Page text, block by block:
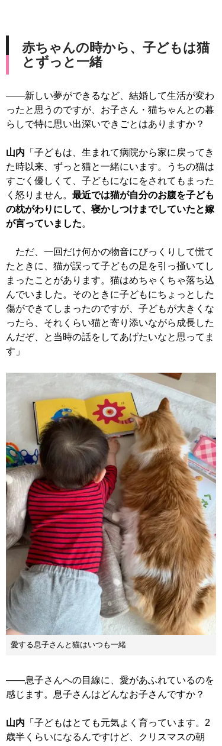
赤ちゃんの時から、子どもは猫
とずっと一緒
――新しい夢ができるなど、結婚して生活が変わ
ったと思うのですが、お子さん・猫ちゃんとの暮
らしで特に思い出深いできごとはありますか？
山内 「子どもは、生まれて病院から家に戻ってき
た時以来、ずっと猫と一緒にいます。うちの猫は
すごく優しくて、子どもになにをされてもまった
く怒りません。 最近では猫が自分のお腹を子ども
の枕がわりにして、寝かしつけまでしていたと嫁
が言っていました。
ただ、一回だけ何かの物音にびっくりして慌て
たときに、猫が誤って子どもの足を引っ掻いてし
まったことがあります。猫はめちゃくちゃ落ち込
んでいました。そのときに子どもにちょっとした
傷ができてしまったのですが、子どもが大きくな
ったら、それくらい猫と寄り添いながら成長した
んだぞ、と当時の話をしてあげたいなと思ってま
す」
愛する息子さんと猫はいつも一緒
――息子さんへの目線に、愛があふれているのを
感じます。息子さんはどんなお子さんですか？
山内 「子どもはとても元気よく育っています。2
歳半くらいになるんですけど、クリスマスの朝